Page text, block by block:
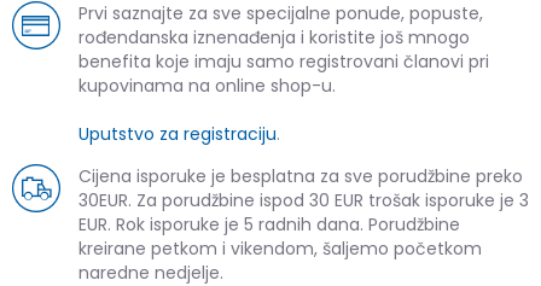
Prvi saznajte za sve specijalne ponude, popuste,
rođendanska iznenađenja i koristite još mnogo
benefita koje imaju samo registrovani članovi pri
kupovinama na online shop-u.
Uputstvo za registraciju.
Cijena isporuke je besplatna za sve porudžbine preko
30EUR. Za porudžbine ispod 30 EUR trošak isporuke je 3
EUR. Rok isporuke je 5 radnih dana. Porudžbine
kreirane petkom i vikendom, šaljemo početkom
naredne nedjelje.